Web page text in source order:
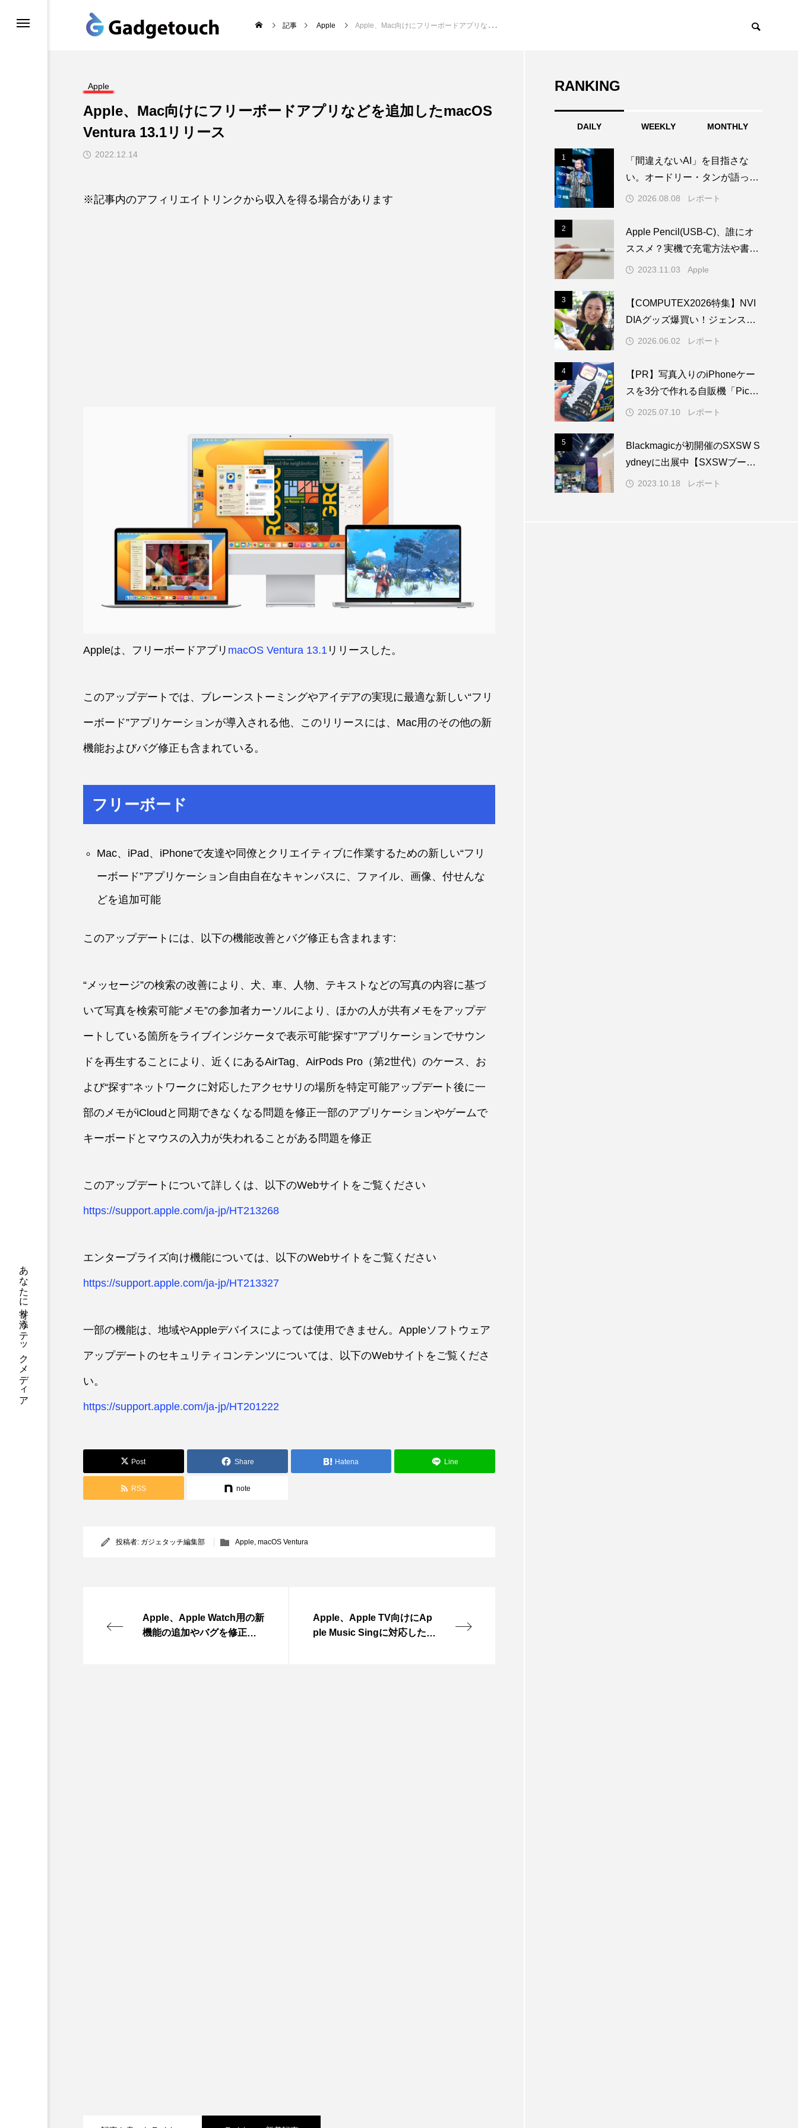
あなたに寄り添う テックメディア
記事 Apple Apple、Mac向けにフリーボードアプリなどを追加したmacOS Ventura 13.1リリース
Apple
Apple、Mac向けにフリーボードアプリなどを追加したmacOS
Ventura 13.1リリース
2022.12.14
※記事内のアフィリエイトリンクから収入を得る場合があります
Appleは、フリーボードアプリ macOS Ventura 13.1 リリースした。
このアップデートでは、ブレーンストーミングやアイデアの実現に最適な新しい“フリ
ーボード”アプリケーションが導入される他、このリリースには、Mac用のその他の新
機能およびバグ修正も含まれている。
フリーボード
Mac、iPad、iPhoneで友達や同僚とクリエイティブに作業するための新しい“フリ
ーボード”アプリケーション自由自在なキャンバスに、ファイル、画像、付せんな
どを追加可能
このアップデートには、以下の機能改善とバグ修正も含まれます:
“メッセージ”の検索の改善により、犬、車、人物、テキストなどの写真の内容に基づ
いて写真を検索可能“メモ”の参加者カーソルにより、ほかの人が共有メモをアップデ
ートしている箇所をライブインジケータで表示可能“探す”アプリケーションでサウン
ドを再生することにより、近くにあるAirTag、AirPods Pro（第2世代）のケース、お
よび“探す”ネットワークに対応したアクセサリの場所を特定可能アップデート後に一
部のメモがiCloudと同期できなくなる問題を修正一部のアプリケーションやゲームで
キーボードとマウスの入力が失われることがある問題を修正
このアップデートについて詳しくは、以下のWebサイトをご覧ください
https://support.apple.com/ja-jp/HT213268
エンタープライズ向け機能については、以下のWebサイトをご覧ください
https://support.apple.com/ja-jp/HT213327
一部の機能は、地域やAppleデバイスによっては使用できません。Appleソフトウェア
アップデートのセキュリティコンテンツについては、以下のWebサイトをご覧くださ
い。
https://support.apple.com/ja-jp/HT201222
Post Share Hatena Line
RSS note
投稿者: ガジェタッチ編集部 Apple, macOS Ventura
Apple、Apple Watch用の新
機能の追加やバグを修正し
Apple、Apple TV向けにAp
ple Music Singに対応したtv
RANKING
DAILY WEEKLY MONTHLY
1
「間違えないAI」を目指さな
い。オードリー・タンが語った
Trust by Designとは？
2026.08.08 レポート
2
Apple Pencil(USB-C)、誰にオ
ススメ？実機で充電方法や書き
心地を試してみた！
2023.11.03 Apple
3
【COMPUTEX2026特集】NVI
DIAグッズ爆買い！ジェンス
ン・フアンがセーターに？熱狂
2026.06.02 レポート
4
【PR】写真入りのiPhoneケー
スを3分で作れる自販機「PickM
e!Case」を使ってみた
2025.07.10 レポート
5
Blackmagicが初開催のSXSW S
ydneyに出展中【SXSWブース
レポート】
2023.10.18 レポート